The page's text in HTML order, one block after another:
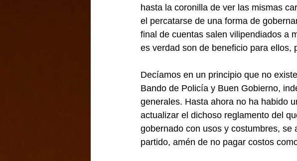
hasta la coronilla de ver las mismas
el percatarse de una forma de
final de cuentas salen vilipendiados a
es verdad son de beneficio para ellos,
Decíamos en un principio que no
Bando de Policía y Buen Gobierno,
generales. Hasta ahora no ha habido
actualizar el dichoso reglamento del
gobernado con usos y costumbres,
partido, amén de no pagar costos